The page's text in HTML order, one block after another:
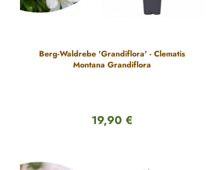
Berg-Waldrebe 'Grandiflora' - Clematis
Montana Grandiflora
Regulärer Preis:
19,90 €